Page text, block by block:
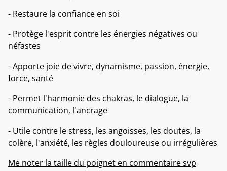
- Restaure la confiance en soi
- Protège l'esprit contre les énergies négatives ou
néfastes
- Apporte joie de vivre, dynamisme, passion, énergie,
force, santé
- Permet l'harmonie des chakras, le dialogue, la
communication, l'ancrage
- Utile contre le stress, les angoisses, les doutes, la
colère, l'anxiété, les règles douloureuse ou irrégulières
Me noter la taille du poignet en commentaire svp